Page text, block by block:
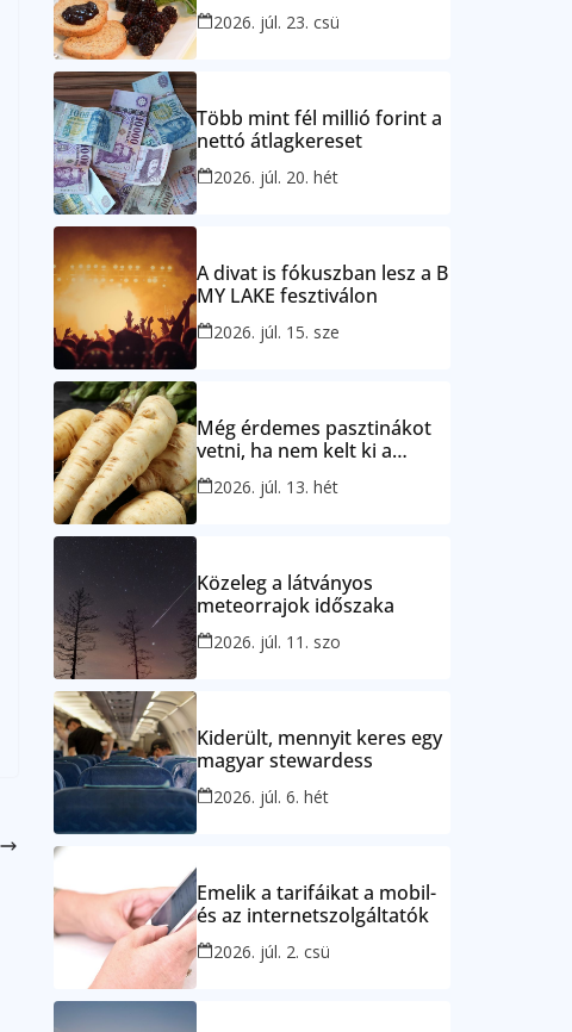
2026. júl. 23. csü
Több mint fél millió forint a
nettó átlagkereset
2026. júl. 20. hét
A divat is fókuszban lesz a B
MY LAKE fesztiválon
2026. júl. 15. sze
Még érdemes pasztinákot
vetni, ha nem kelt ki a
petrezselyem
2026. júl. 13. hét
Közeleg a látványos
meteorrajok időszaka
2026. júl. 11. szo
Kiderült, mennyit keres egy
magyar stewardess
2026. júl. 6. hét
Emelik a tarifáikat a mobil-
és az internetszolgáltatók
2026. júl. 2. csü